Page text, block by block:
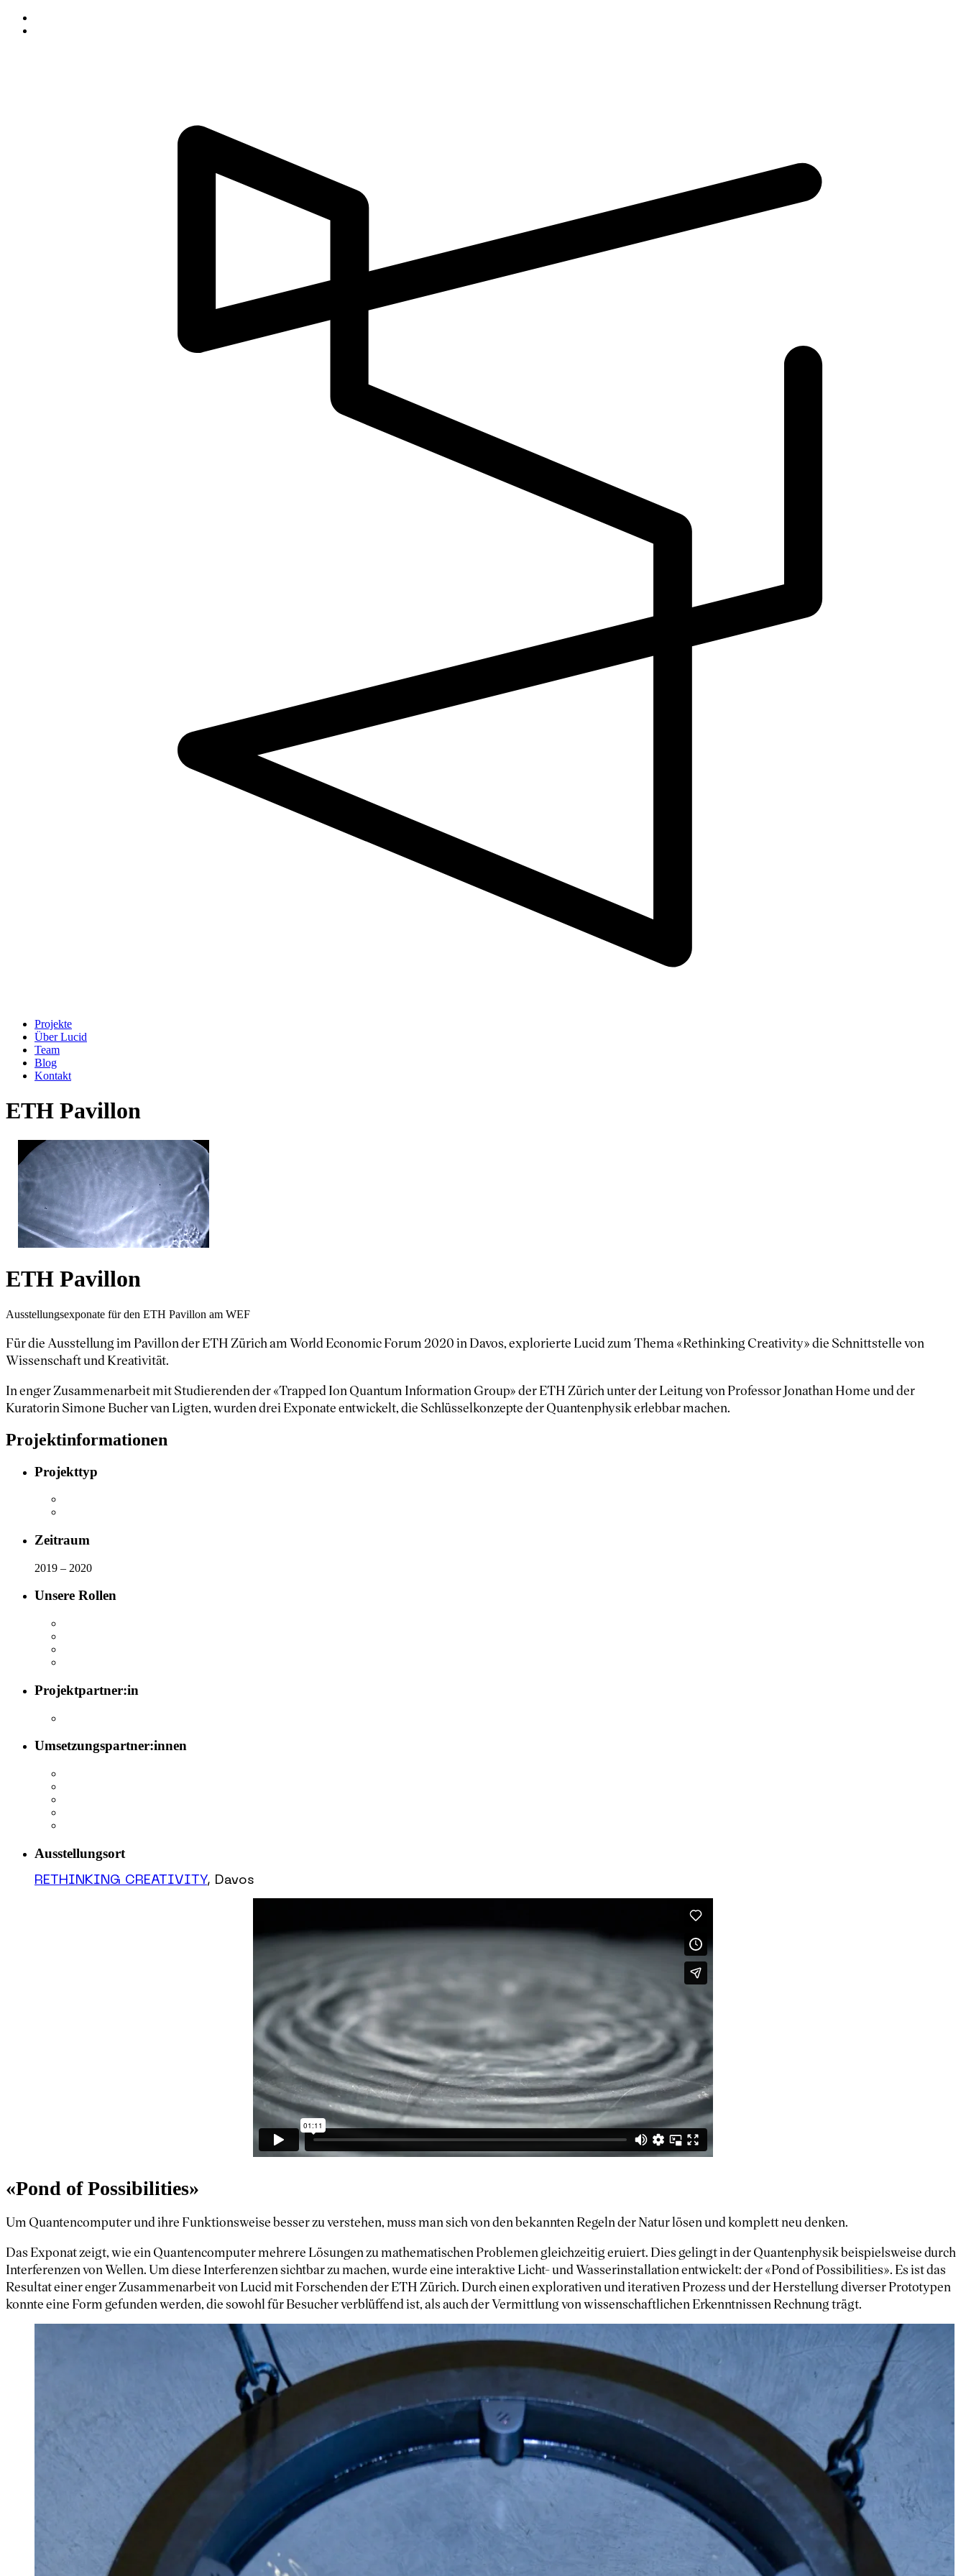
Projekte
Über Lucid
Team
Blog
Kontakt
ETH Pavillon
ETH Pavillon
Ausstellungsexponate für den ETH Pavillon am WEF
Für die Ausstellung im Pavillon der ETH Zürich am World Economic Forum 2020 in Davos, explorierte Lucid zum Thema «Rethinking Creativity» die Schnittstelle von
Wissenschaft und Kreativität.
In enger Zusammenarbeit mit Studierenden der «Trapped Ion Quantum Information Group» der ETH Zürich unter der Leitung von Professor Jonathan Home und der
Kuratorin Simone Bucher van Ligten, wurden drei Exponate entwickelt, die Schlüsselkonzepte der Quantenphysik erlebbar machen.
Projektinformationen
Projekttyp
Zeitraum
2019 – 2020
Unsere Rollen
Projektpartner:in
Umsetzungspartner:innen
Ausstellungsort
RETHINKING CREATIVITY, Davos
«Pond of Possibilities»
Um Quantencomputer und ihre Funktionsweise besser zu verstehen, muss man sich von den bekannten Regeln der Natur lösen und komplett neu denken.
Das Exponat zeigt, wie ein Quantencomputer mehrere Lösungen zu mathematischen Problemen gleichzeitig eruiert. Dies gelingt in der Quantenphysik beispielsweise durch
Interferenzen von Wellen. Um diese Interferenzen sichtbar zu machen, wurde eine interaktive Licht- und Wasserinstallation entwickelt: der «Pond of Possibilities». Es ist das
Resultat einer enger Zusammenarbeit von Lucid mit Forschenden der ETH Zürich. Durch einen explorativen und iterativen Prozess und der Herstellung diverser Prototypen
konnte eine Form gefunden werden, die sowohl für Besucher verblüffend ist, als auch der Vermittlung von wissenschaftlichen Erkenntnissen Rechnung trägt.